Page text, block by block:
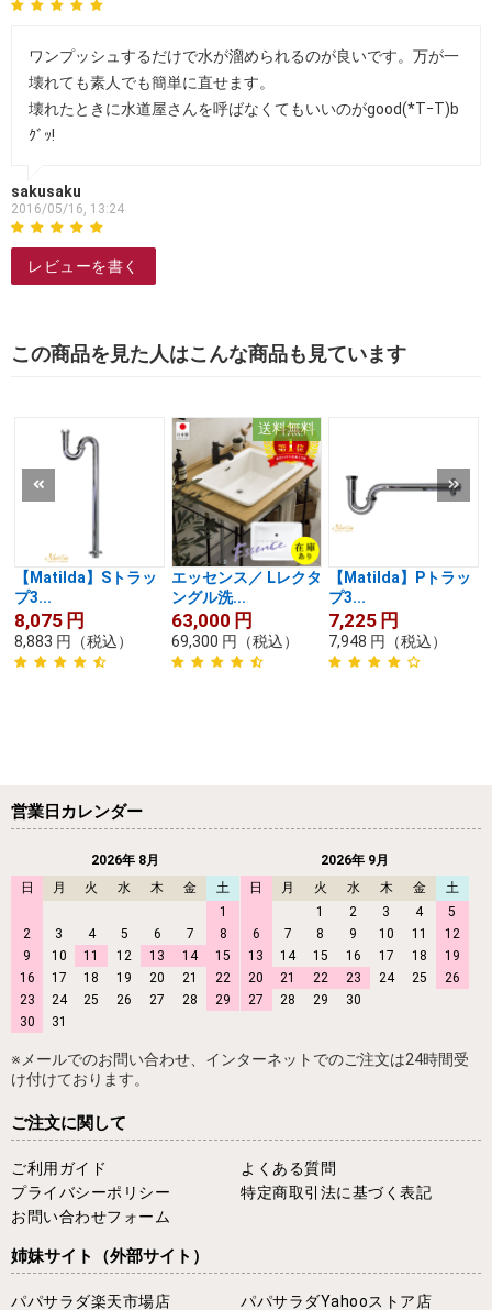
ワンプッシュするだけで水が溜められるのが良いです。万が一
壊れても素人でも簡単に直せます。
壊れたときに水道屋さんを呼ばなくてもいいのがgood(*TｰT)b
ｸﾞｯ!
sakusaku
2016/05/16, 13:24
レビューを書く
この商品を見た人はこんな商品も見ています
【Matilda】Sトラッ
プ3...
8,075 円
8,883 円 （税込）
送料無料
エッセンス／ Lレクタ
ングル洗...
63,000 円
69,300 円 （税込）
【Matilda】Pトラッ
プ3...
7,225 円
7,948 円 （税込）
営業日カレンダー
2026年 8月
日
月 火 水 木 金
土
1
2
3 4 5 6 7
8
9
10 11 12 13 14
15
16
17 18 19 20 21
22
23
24 25 26 27 28
29
30
31
2026年 9月
日
月 火 水 木 金
土
1
2 3 4
5
6
7 8 9 10 11
12
13
14 15 16 17 18
19
20
21 22 23 24 25
26
27
28 29 30
※メールでのお問い合わせ、インターネットでのご注文は24時間受
け付けております。
ご注文に関して
ご利用ガイド
よくある質問
プライバシーポリシー
特定商取引法に基づく表記
お問い合わせフォーム
姉妹サイト （外部サイト）
パパサラダ楽天市場店 パパサラダYahooストア店